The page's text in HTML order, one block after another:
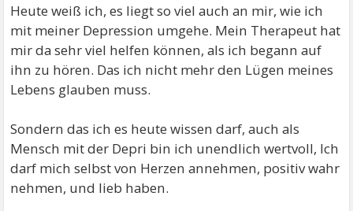
Deshalb darfst du dein persönliches Maß finden, und
so gut du es kannst halten. Denn du bist du, niemand
ist, lebt und handelt so wie du.
Depression für dich den besten Ausgleich zu finden.
Das was du an Ruhe, an Zeit mit dir selbst, an
Entspannung brauchst. Du musst nicht alles tun, und
auch nicht alles selbst tun, lasse dir helfen, und
Heute weiß ich, es liegt so viel auch an mir, wie ich
mit meiner Depression umgehe. Mein Therapeut hat
mir da sehr viel helfen können, als ich begann auf
ihn zu hören. Das ich nicht mehr den Lügen meines
Lebens glauben muss.
Sondern das ich es heute wissen darf, auch als
Mensch mit der Depri bin ich unendlich wertvoll, Ich
darf mich selbst von Herzen annehmen, positiv wahr
nehmen, und lieb haben.